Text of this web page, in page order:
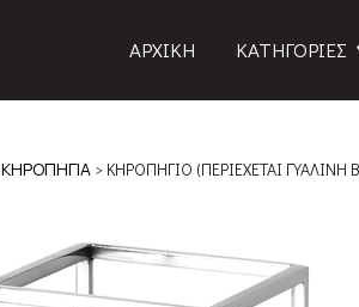
ΑΡΧΙΚΗ ΚΑΤΗΓΟΡΙΕΣ
ΚΗΡΟΠΗΓΙΑ > ΚΗΡΟΠΗΓΙΟ (ΠΕΡΙΕΧΕΤΑΙ ΓΥΑΛΙΝΗ